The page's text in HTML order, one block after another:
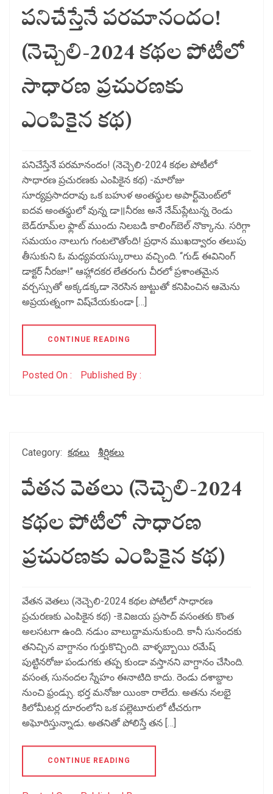
పనిచేస్తేనే పరమానందం!
(నెచ్చెలి-2024 కథల పోటీలో
సాధారణ ప్రచురణకు
ఎంపికైన కథ)
పనిచేస్తేనే పరమానందం! (నెచ్చెలి-2024 కథల పోటీలో
సాధారణ ప్రచురణకు ఎంపికైన కథ) -మారోజు
సూర్యప్రసాదరావు ఒక బహుళ అంతస్థుల అపార్ట్‌మెంట్‌లో
ఐదవ అంతస్థులో వున్న డా॥నీరజ అనే నేమ్‌ప్లేటున్న రెండు
బెడ్‌రూమ్‌ల ఫ్లాట్‌ ముందు నిలబడి కాలింగ్‌బెల్‌ నొక్కాను. సరిగ్గా
సమయం నాలుగు గంటలౌతోంది! ప్రధాన ముఖద్వారం తలుపు
తీసుకుని ఓ మధ్యవయస్కురాలు వచ్చింది. ‘‘గుడ్‌ ఈవినింగ్‌
డాక్టర్‌ నీరజా!’’ ఆహ్లాదకర లేతరంగు చీరలో ప్రశాంతమైన
వర్చస్సుతో అక్కడక్కడా నెరసిన జుట్టుతో కనిపించిన ఆమెను
అప్రయత్నంగా విష్‌చేయకుండా […]
CONTINUE READING
Posted On : Published By :
Category: కథలు శీర్షికలు
వేతన వెతలు (నెచ్చెలి-2024
కథల పోటీలో సాధారణ
ప్రచురణకు ఎంపికైన కథ)
వేతన వెతలు (నెచ్చెలి-2024 కథల పోటీలో సాధారణ
ప్రచురణకు ఎంపికైన కథ) -కె.విజయ ప్రసాద్ వసంతకు కొంత
అలసటగా ఉంది. నడుం వాలుద్దామనుకుంది. కానీ సునందకు
తనిచ్చిన వాగ్దానం గుర్తుకొచ్చింది. వాళ్ళబ్బాయి రమేష్‌
పుట్టినరోజు పండుగకు తప్ప కుండా వస్తానని వాగ్దానం చేసింది.
వసంత, సునందల స్నేహం ఈనాటిది కాదు. రెండు దశాబ్దాల
నుంచి ఫ్రండ్సు. భర్త మనోజు యింకా రాలేదు. అతను నలభై
కిలోమీటర్ల దూరంలోని ఒక పల్లెటూరులో టీచరుగా
అఘోరిస్తున్నాడు. అతనితో పోలిస్తే తన […]
CONTINUE READING